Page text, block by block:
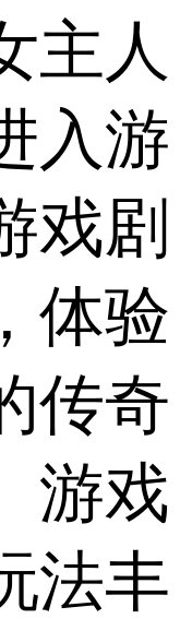
主人
入游
戏剧
体验
传奇
游戏
法丰